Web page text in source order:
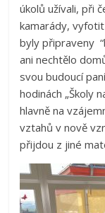
úkolů užívali, při
kamarády,
byly připraveny
ani nechtělo
svou budoucí
hodinách „Školy
hlavně na
vztahů v nově
přijdou z jiné